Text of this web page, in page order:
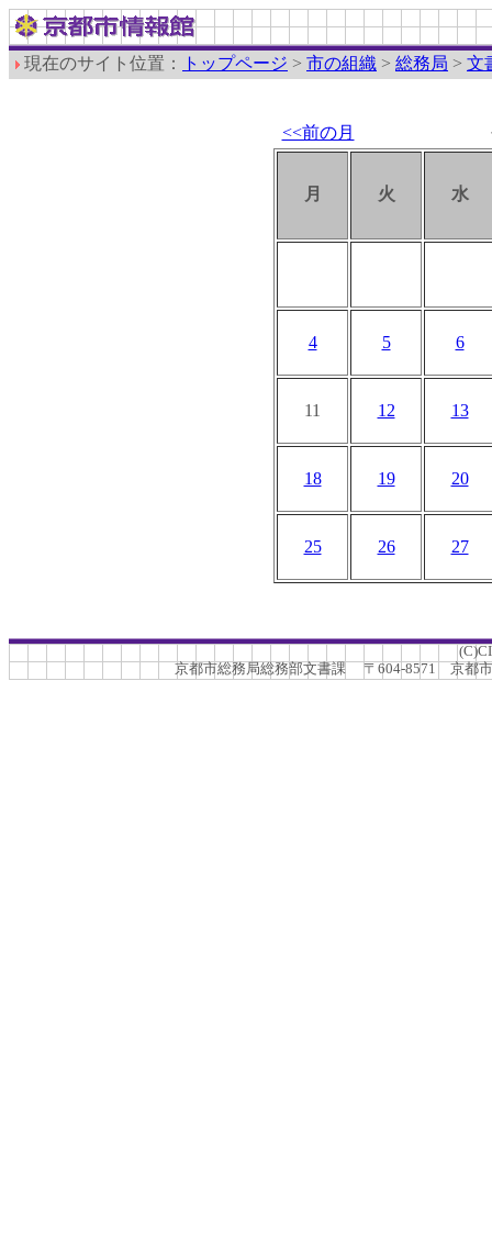
現在のサイト位置： トップページ > 市の組織 > 総務局 > 文
<<前の月
月 火 水
4 5 6
11 12 13
18 19 20
25 26 27
京都市総務局総務部文書課 〒604-8571 京都